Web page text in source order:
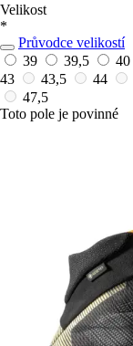
Velikost
*
Průvodce velikostí
39
39,5 40
43
43,5 44
47,5
Toto pole je povinné